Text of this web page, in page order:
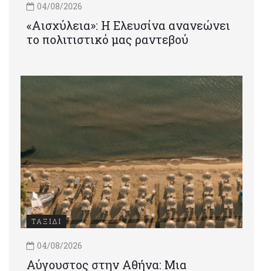
04/08/2026
«Αισχύλεια»: Η Ελευσίνα ανανεώνει
το πολιτιστικό μας ραντεβού
ΤΑΞΙΔΙ
04/08/2026
Αύγουστος στην Αθήνα: Μια